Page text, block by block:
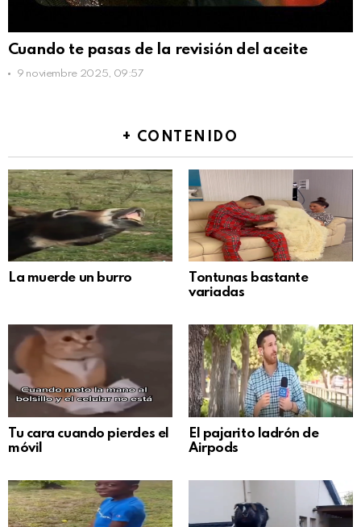
Cuando te pasas de la revisión del aceite
9 noviembre 2025, 09:57
+ CONTENIDO
La muerde un burro
Tontunas bastante
variadas
Tu cara cuando pierdes el
móvil
El pajarito ladrón de
Airpods